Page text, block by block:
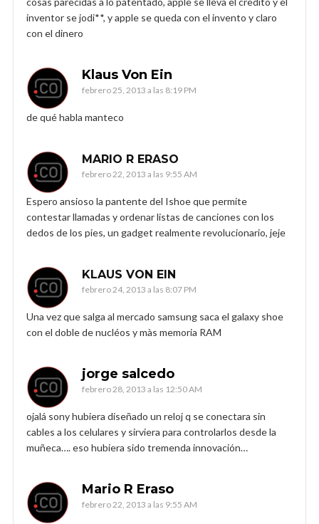
inventor se jodi**, y apple se queda con el invento y claro
con el dinero
Klaus Von Ein
febrero 25, 2013 a las 8:19 PM
de qué habla manteco
MARIO R ERASO
febrero 22, 2013 a las 9:55 AM
Espero ansioso la pantente del Ishoe que permite
contestar llamadas y ordenar listas de canciones con los
dedos de los pies, un gadget realmente revolucionario, jeje
KLAUS VON EIN
febrero 24, 2013 a las 8:07 PM
Una vez que salga al mercado samsung saca el galaxy shoe
con el doble de nucléos y màs memoria RAM
jorge salcedo
febrero 28, 2013 a las 12:50 AM
ojalá sony hubiera diseñado un reloj q se conectara sin
cables a los celulares y sirviera para controlarlos desde la
muñeca…. eso hubiera sido tremenda innovación…
Mario R Eraso
febrero 22, 2013 a las 9:55 AM